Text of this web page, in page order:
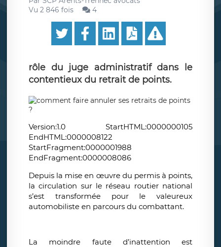
Vu 2 846 fois
4
rôle du juge administratif dans le
contentieux du retrait de points.
Version:1.0 StartHTML:0000000105
EndHTML:0000008122
StartFragment:0000001988
EndFragment:0000008086
Depuis la mise en œuvre du permis à points,
la circulation sur le réseau routier national
s’est transformée pour le valeureux
automobiliste en parcours du combattant.
La moindre faute d’inattention est